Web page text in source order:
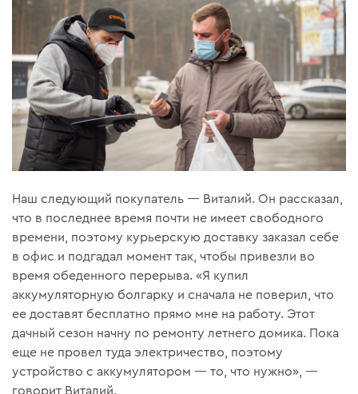
Наш следующий покупатель — Виталий. Он рассказал,
что в последнее время почти не имеет свободного
времени, поэтому курьерскую доставку заказал себе
в офис и подгадал момент так, чтобы привезли во
время обеденного перерыва. «Я купил
аккумуляторную болгарку и сначала не поверил, что
ее доставят бесплатно прямо мне на работу. Этот
дачный сезон начну по ремонту летнего домика. Пока
еще не провел туда электричество, поэтому
устройство с аккумулятором — то, что нужно», —
говорит Виталий.